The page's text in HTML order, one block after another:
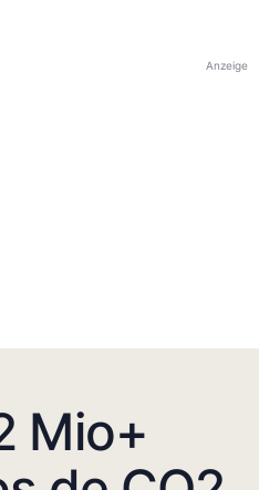
Anzeige
Mio+